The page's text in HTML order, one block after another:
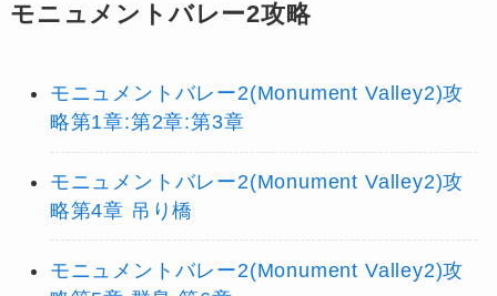
モニュメントバレー2攻略
モニュメントバレー2(Monument Valley2)攻
略第1章:第2章:第3章
モニュメントバレー2(Monument Valley2)攻
略第4章 吊り橋
モニュメントバレー2(Monument Valley2)攻